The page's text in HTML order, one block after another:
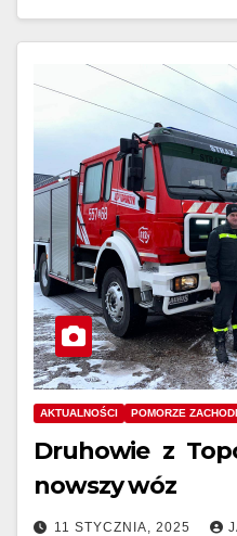
AKTUALNOŚCI POMORZE
Druhowie z
nowszy wóz
11 STYCZNIA, 2025